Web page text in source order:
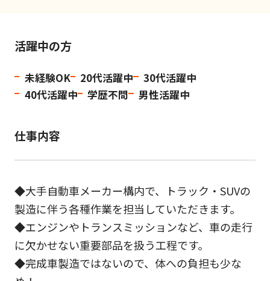
活躍中の方
未経験OK 20代活躍中
30代活躍中
40代活躍中
学歴不問 男性活躍中
仕事内容
◆大手自動車メーカー構内で、トラック・SUVの
製造に伴う各種作業を担当していただきます。
◆エンジンやトランスミッションなど、車の走行
に欠かせない重要部品を扱う工程です。
◆完成車製造ではないので、体への負担も少な